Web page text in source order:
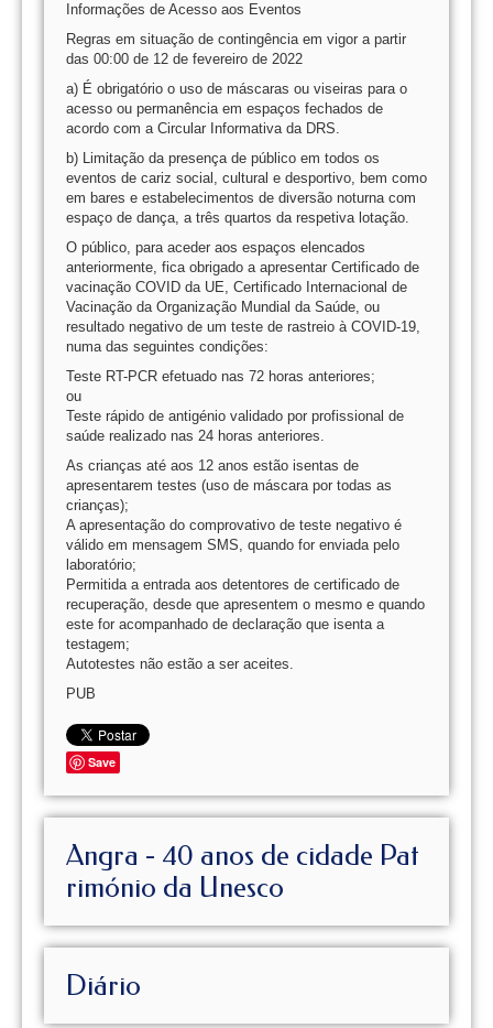
Informações de Acesso aos Eventos
Regras em situação de contingência em vigor a partir
das 00:00 de 12 de fevereiro de 2022
a) É obrigatório o uso de máscaras ou viseiras para o
acesso ou permanência em espaços fechados de
acordo com a Circular Informativa da DRS.
b) Limitação da presença de público em todos os
eventos de cariz social, cultural e desportivo, bem como
em bares e estabelecimentos de diversão noturna com
espaço de dança, a três quartos da respetiva lotação.
O público, para aceder aos espaços elencados
anteriormente, fica obrigado a apresentar Certificado de
vacinação COVID da UE, Certificado Internacional de
Vacinação da Organização Mundial da Saúde, ou
resultado negativo de um teste de rastreio à COVID-19,
numa das seguintes condições:
Teste RT-PCR efetuado nas 72 horas anteriores;
ou
Teste rápido de antigénio validado por profissional de
saúde realizado nas 24 horas anteriores.
As crianças até aos 12 anos estão isentas de
apresentarem testes (uso de máscara por todas as
crianças);
A apresentação do comprovativo de teste negativo é
válido em mensagem SMS, quando for enviada pelo
laboratório;
Permitida a entrada aos detentores de certificado de
recuperação, desde que apresentem o mesmo e quando
este for acompanhado de declaração que isenta a
testagem;
Autotestes não estão a ser aceites.
PUB
Save
Angra - 40 anos de cidade Pat
rimónio da Unesco
Diário